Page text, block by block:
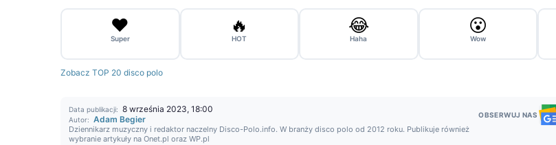
❤️
Super
🔥
HOT
😂
Haha
😮
Wow
Zobacz TOP 20 disco polo
Data publikacji: 8 września 2023, 18:00
Autor: Adam Begier
Dziennikarz muzyczny i redaktor naczelny Disco-Polo.info. W branży disco polo od 2012 roku. Publikuje również
wybranie artykuły na Onet.pl oraz WP.pl
OBSERWUJ NAS